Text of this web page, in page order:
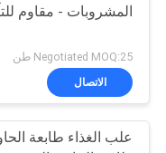
أخبار
حالاتلفائف
110
المشروبات - مقاوم
Negotiated MOQ:25 طن
الاتصال
علب الغذاء طابعة